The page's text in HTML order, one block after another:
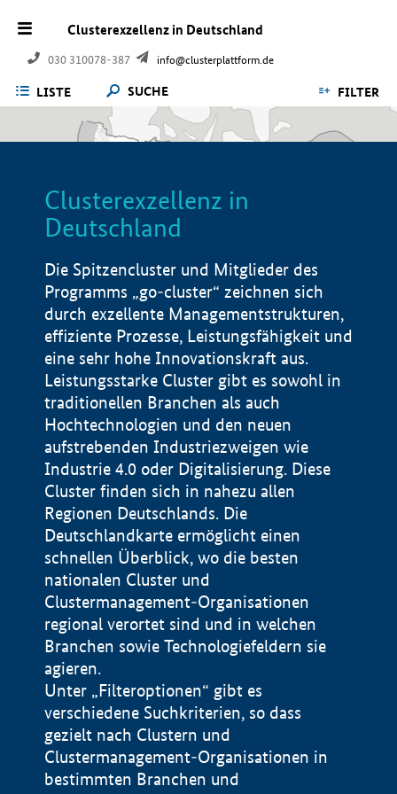
Clusterexzellenz in Deutschland
030 310078-387 info@clusterplattform.de
LISTE SUCHE FILTER
Clusterexzellenz in
Deutschland
Die Spitzencluster und Mitglieder des
Programms „go-cluster“ zeichnen sich
durch exzellente Managementstrukturen,
effiziente Prozesse, Leistungsfähigkeit und
eine sehr hohe Innovationskraft aus.
Leistungsstarke Cluster gibt es sowohl in
traditionellen Branchen als auch
Hochtechnologien und den neuen
aufstrebenden Industriezweigen wie
Industrie 4.0 oder Digitalisierung. Diese
Cluster finden sich in nahezu allen
Regionen Deutschlands. Die
Deutschlandkarte ermöglicht einen
schnellen Überblick, wo die besten
nationalen Cluster und
Clustermanagement-Organisationen
regional verortet sind und in welchen
Branchen sowie Technologiefeldern sie
agieren.
Unter „Filteroptionen“ gibt es
verschiedene Suchkriterien, so dass
gezielt nach Clustern und
Clustermanagement-Organisationen in
bestimmten Branchen und
Impressum
Datenschutzerklärung
BMWE, 2026 ©
100 km © Geobasis-DE / BKG 2015